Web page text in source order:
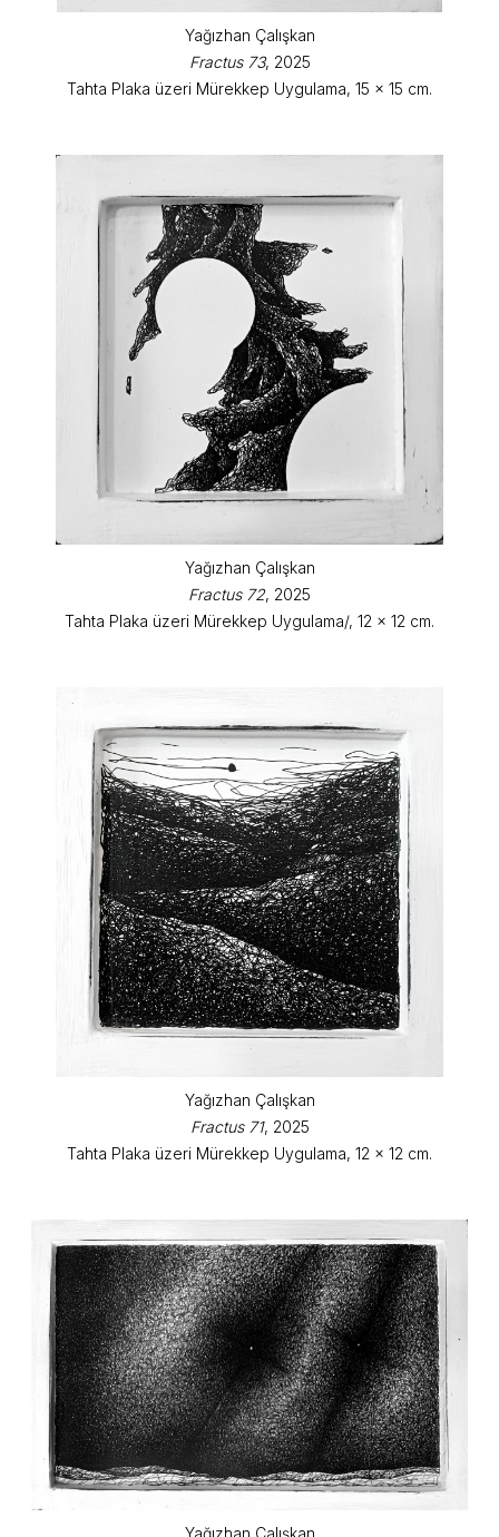
Yağızhan Çalışkan
Fractus 73, 2025
Tahta Plaka üzeri Mürekkep Uygulama, 15 x 15 cm.
Yağızhan Çalışkan
Fractus 72, 2025
Tahta Plaka üzeri Mürekkep Uygulama/, 12 x 12 cm.
Yağızhan Çalışkan
Fractus 71, 2025
Tahta Plaka üzeri Mürekkep Uygulama, 12 x 12 cm.